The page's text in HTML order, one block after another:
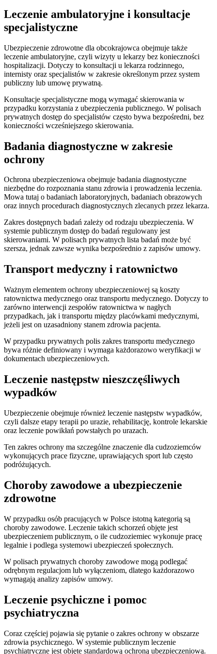
Leczenie ambulatoryjne i konsultacje
specjalistyczne
Ubezpieczenie zdrowotne dla obcokrajowca obejmuje także
leczenie ambulatoryjne, czyli wizyty u lekarzy bez konieczności
hospitalizacji. Dotyczy to konsultacji u lekarza rodzinnego,
internisty oraz specjalistów w zakresie określonym przez system
publiczny lub umowę prywatną.
Konsultacje specjalistyczne mogą wymagać skierowania w
przypadku korzystania z ubezpieczenia publicznego. W polisach
prywatnych dostęp do specjalistów często bywa bezpośredni, bez
konieczności wcześniejszego skierowania.
Badania diagnostyczne w zakresie
ochrony
Ochrona ubezpieczeniowa obejmuje badania diagnostyczne
niezbędne do rozpoznania stanu zdrowia i prowadzenia leczenia.
Mowa tutaj o badaniach laboratoryjnych, badaniach obrazowych
oraz innych procedurach diagnostycznych zlecanych przez lekarza.
Zakres dostępnych badań zależy od rodzaju ubezpieczenia. W
systemie publicznym dostęp do badań regulowany jest
skierowaniami. W polisach prywatnych lista badań może być
szersza, jednak zawsze wynika bezpośrednio z zapisów umowy.
Transport medyczny i ratownictwo
Ważnym elementem ochrony ubezpieczeniowej są koszty
ratownictwa medycznego oraz transportu medycznego. Dotyczy to
zarówno interwencji zespołów ratownictwa w nagłych
przypadkach, jak i transportu między placówkami medycznymi,
jeżeli jest on uzasadniony stanem zdrowia pacjenta.
W przypadku prywatnych polis zakres transportu medycznego
bywa różnie definiowany i wymaga każdorazowo weryfikacji w
dokumentach ubezpieczeniowych.
Leczenie następstw nieszczęśliwych
wypadków
Ubezpieczenie obejmuje również leczenie następstw wypadków,
czyli dalsze etapy terapii po urazie, rehabilitację, kontrole lekarskie
oraz leczenie powikłań powstałych po urazach.
Ten zakres ochrony ma szczególne znaczenie dla cudzoziemców
wykonujących prace fizyczne, uprawiających sport lub często
podróżujących.
Choroby zawodowe a ubezpieczenie
zdrowotne
W przypadku osób pracujących w Polsce istotną kategorią są
choroby zawodowe. Leczenie takich schorzeń objęte jest
ubezpieczeniem publicznym, o ile cudzoziemiec wykonuje pracę
legalnie i podlega systemowi ubezpieczeń społecznych.
W polisach prywatnych choroby zawodowe mogą podlegać
odrębnym regulacjom lub wyłączeniom, dlatego każdorazowo
wymagają analizy zapisów umowy.
Leczenie psychiczne i pomoc
psychiatryczna
Coraz częściej pojawia się pytanie o zakres ochrony w obszarze
zdrowia psychicznego. W systemie publicznym leczenie
psychiatryczne jest objęte standardową ochroną ubezpieczeniową.